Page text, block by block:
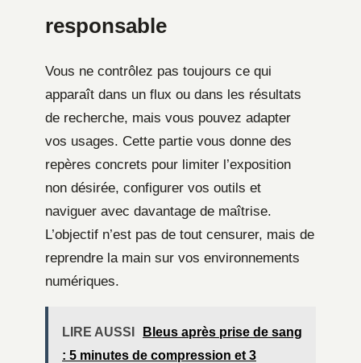
responsable
Vous ne contrôlez pas toujours ce qui
apparaît dans un flux ou dans les résultats
de recherche, mais vous pouvez adapter
vos usages. Cette partie vous donne des
repères concrets pour limiter l’exposition
non désirée, configurer vos outils et
naviguer avec davantage de maîtrise.
L’objectif n’est pas de tout censurer, mais de
reprendre la main sur vos environnements
numériques.
LIRE AUSSI
Bleus après prise de sang
: 5 minutes de compression et 3